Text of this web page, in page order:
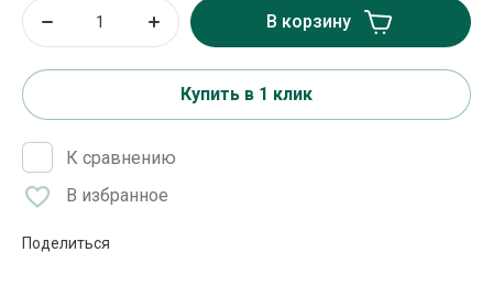
В корзину
Купить в 1 клик
К сравнению
В избранное
Поделиться